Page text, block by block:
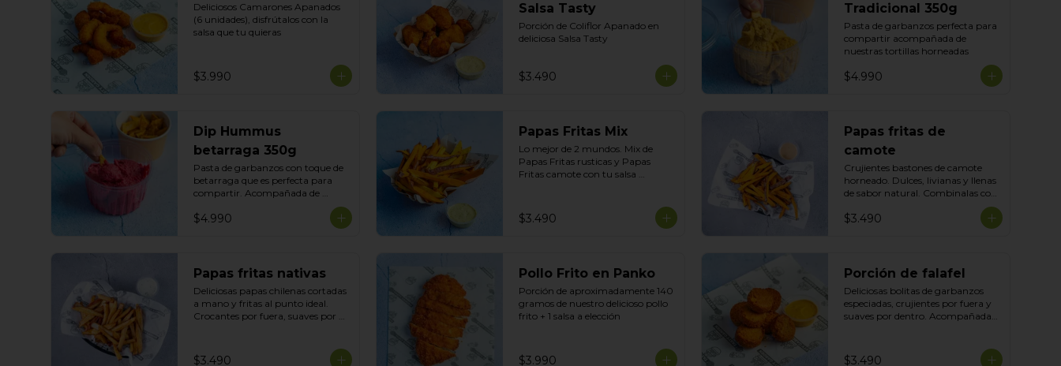
Deliciosos Camarones Apanados
(6 unidades), disfrútalos con la
salsa que tu quieras
$3.990
Salsa Tasty
Porción de Coliflor Apanado en
deliciosa Salsa Tasty
$3.490
Tradicional 350g
Pasta de garbanzos perfecta para
compartir acompañada de
nuestras tortillas horneadas
$4.990
Dip Hummus
betarraga 350g
Pasta de garbanzos con toque de
betarraga que es perfecta para
compartir. Acompañada de
$4.990
Papas Fritas Mix
Lo mejor de 2 mundos. Mix de
Papas Fritas rusticas y Papas
Fritas camote con tu salsa
$3.490
Papas fritas de
camote
Crujientes bastones de camote
horneado. Dulces, livianas y llenas
de sabor natural. Combinalas con
cualquier plato y acompañala con
tu salsa preferida
$3.490
Papas fritas nativas
Deliciosas papas chilenas cortadas
a mano y fritas al punto ideal.
Crocantes por fuera, suaves por
$3.490
Pollo Frito en Panko
Porción de aproximadamente 140
gramos de nuestro delicioso pollo
frito + 1 salsa a elección
$3.990
Porción de falafel
Deliciosas bolitas de garbanzos
especiadas, crujientes por fuera y
suaves por dentro. Acompañadas
acompañamiento perfecto.
$3.490